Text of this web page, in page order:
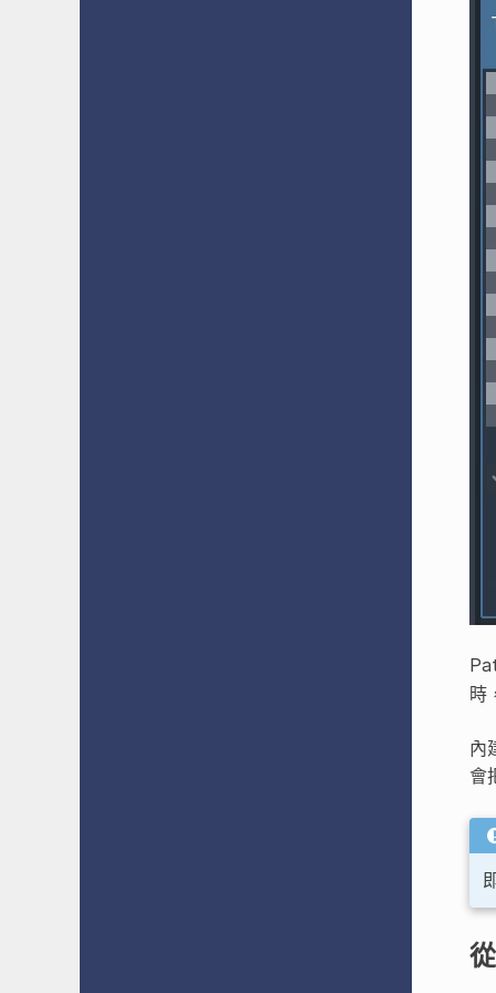
時
內
會